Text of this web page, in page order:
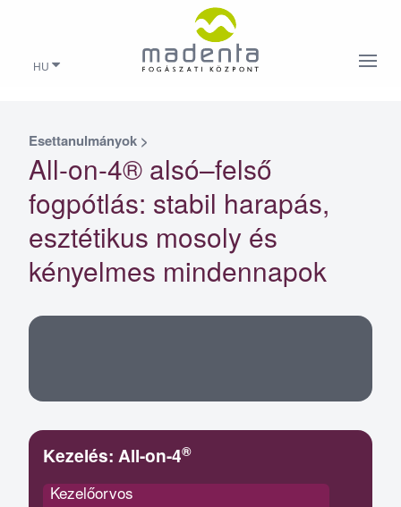
HU
Esettanulmányok >
All-on-4® alsó–felső
fogpótlás: stabil harapás,
esztétikus mosoly és
kényelmes mindennapok
Kezelés: All-on-4®
Kezelőorvos